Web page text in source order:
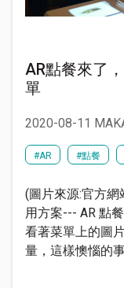
AR點餐來了
單
2020-08-11
#AR #點餐
(圖片來源:官方網
用方案--- AR 點
看著菜單上的圖
量，這樣懊惱的